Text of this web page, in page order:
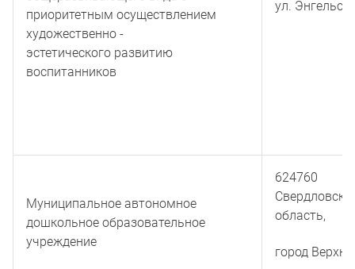
приоритетным осуществлением
художественно -
эстетического развитию
воспитанников
ул. Энгельса
Муниципальное автономное
дошкольное образовательное
учреждение
624760
область,
город